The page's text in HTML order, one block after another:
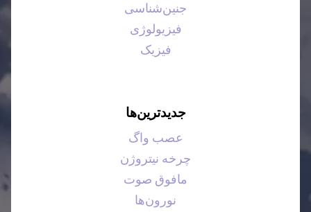
جنین‌شناسی
فیزیولوژی
فیزیک
جدیدترین‌ها
عصب واگ
چرخه نیتروژن
مافوق صوت
نورون‌ها